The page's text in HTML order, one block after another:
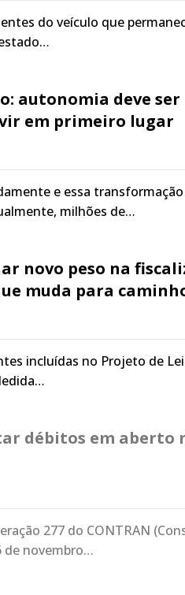
do veículo que
autonomia deve
em primeiro lugar
e essa
milhões de…
novo peso na
muda para
incluídas no Projeto de
débitos em aberto
277 do CONTRAN
de novembro…